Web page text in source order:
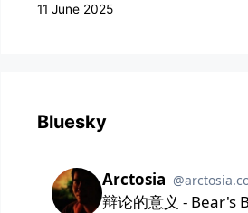
11 June 2025
Bluesky